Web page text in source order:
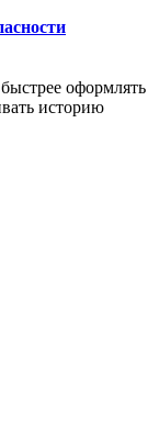
оформлять
историю